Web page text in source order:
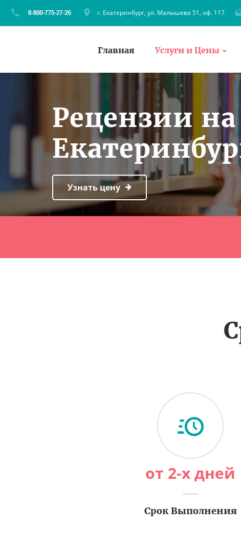
г. Екатеринбург, ул. Малышева 51, оф. 117
Главная Услуги и Цены
Рецензии на
Узнать цену
от 2-х дней
Срок Выполнения